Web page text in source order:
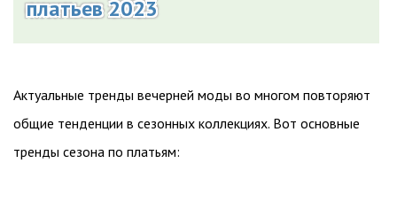
платьев 2023
Актуальные тренды вечерней моды во многом повторяют
общие тенденции в сезонных коллекциях. Вот основные
тренды сезона по платьям: